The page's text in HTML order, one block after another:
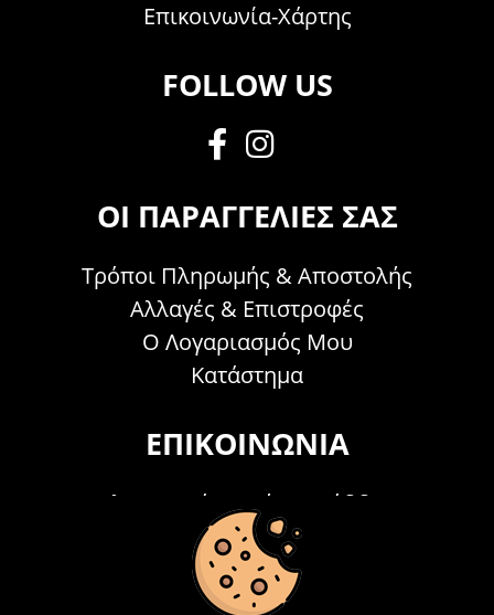
Επικοινωνία-Χάρτης
FOLLOW US
ΟΙ ΠΑΡΑΓΓΕΛΊΕΣ ΣΑΣ
Τρόποι Πληρωμής & Αποστολής
Αλλαγές & Επιστροφές
Ο Λογαριασμός Μου
Κατάστημα
ΕΠΙΚΟΙΝΩΝΊΑ
Τηλεφωνικά Δευτέρα - Σάββατο
09:00 - 15:00
Τ: 26214 00104
info@acosmetics.gr